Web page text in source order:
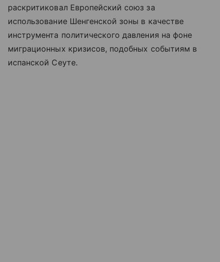
раскритиковал Европейский союз за
использование Шенгенской зоны в качестве
инструмента политического давления на фоне
миграционных кризисов, подобных событиям в
испанской Сеуте.